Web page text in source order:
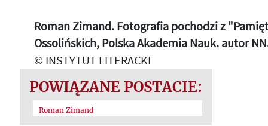
Roman Zimand. Fotografia pochodzi z
Ossolińskich, Polska Akademia Nauk. autor
© INSTYTUT LITERACKI
POWIĄZANE POSTACIE:
Roman Zimand